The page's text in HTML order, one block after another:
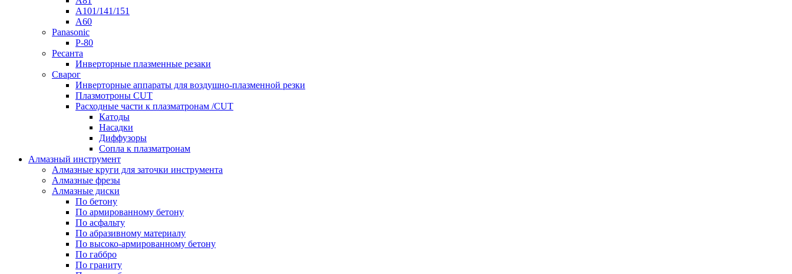
A101/141/151
A60
Panasonic
P-80
Ресанта
Инверторные плазменные резаки
Сварог
Инверторные аппараты для воздушно-плазменной резки
Плазмотроны CUT
Расходные части к плазматронам /CUT
Катоды
Насадки
Диффузоры
Сопла к плазматронам
Алмазный инструмент
Алмазные круги для заточки инструмента
Алмазные фрезы
Алмазные диски
По бетону
По армированному бетону
По асфальту
По абразивному материалу
По высоко-армированному бетону
По габбро
По граниту